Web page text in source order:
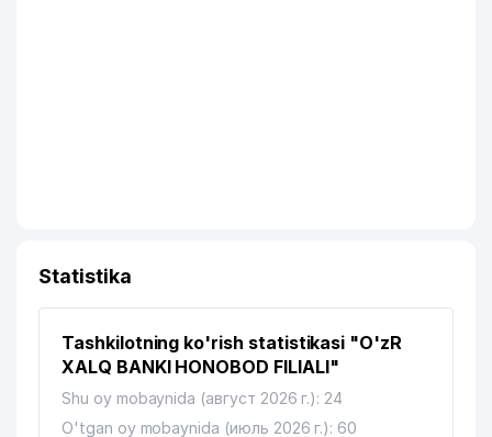
Statistika
Tashkilotning ko'rish statistikasi "O'zR
XALQ BANKI HONOBOD FILIALI"
Shu oy mobaynida (август 2026 г.): 24
O'tgan oy mobaynida (июль 2026 г.): 60